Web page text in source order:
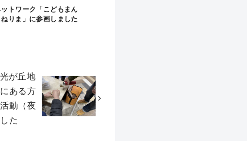
トワーク「こどもまん
りま」に参画しました
が丘地
ある方
動（夜
た